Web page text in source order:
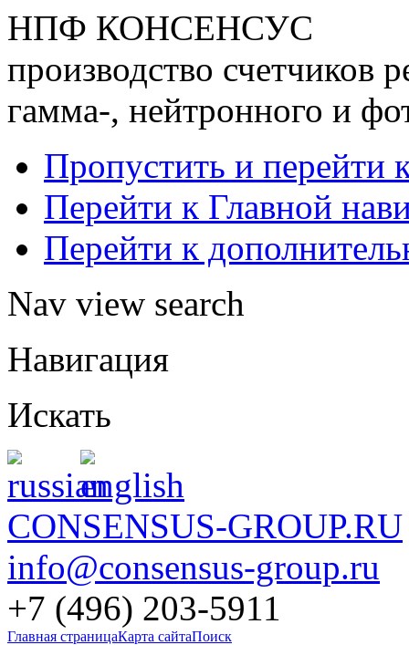
НПФ КОНСЕНСУС
производство счетчиков
гамма-, нейтронного и
Пропустить и перейти
Перейти к Главной
Перейти к
Nav view search
Навигация
Искать
CONSENSUS-GROUP.RU
info@consensus-group.ru
+7 (496) 203-5911
Главная страницаКарта сайтаПоиск